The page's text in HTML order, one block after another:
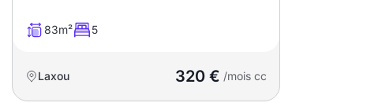
83m² 5
Laxou 320 € /mois cc